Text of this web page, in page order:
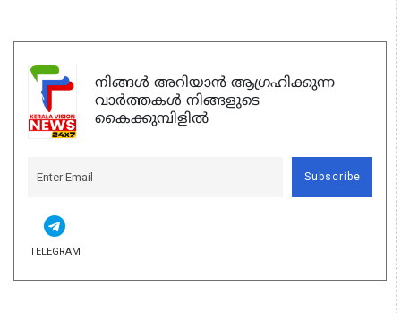
നിങ്ങൾ അറിയാൻ ആഗ്രഹിക്കുന്ന
വാർത്തകൾ നിങ്ങളുടെ
കൈക്കുമ്പിളിൽ
Subscribe
TELEGRAM